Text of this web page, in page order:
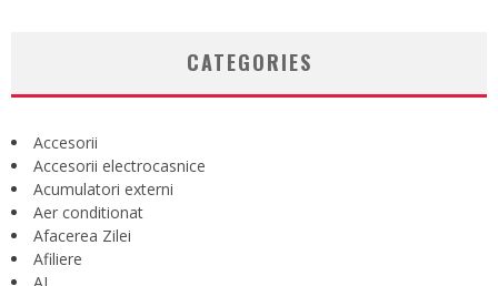
CATEGORIES
Accesorii
Accesorii electrocasnice
Acumulatori externi
Aer conditionat
Afacerea Zilei
Afiliere